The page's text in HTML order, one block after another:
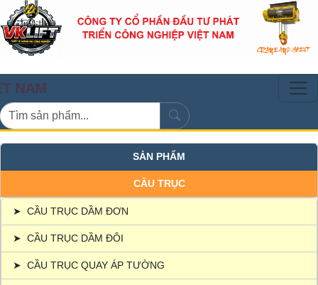
CẦU
SẢN PHẨM
CẦU TRỤC
➤ CẦU TRỤC DẦM ĐƠN
➤ CẦU TRỤC DẦM ĐÔI
➤ CẦU TRỤC QUAY ÁP TƯỜNG